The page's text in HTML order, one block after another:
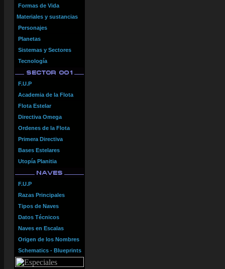
Formas de Vida
Materiales y sustancias
Personajes
Planetas
Sistemas y Sectores
Tecnología
F.U.P
Academia de la Flota
Flota Estelar
Directiva Omega
Ordenes de la Flota
Primera Directiva
Bases Estelares
Utopía Planitia
F.U.P
Razas Principales
Tipos de Naves
Datos Técnicos
Naves en Escalas
Origen de los Nombres
Schematics - Blueprints